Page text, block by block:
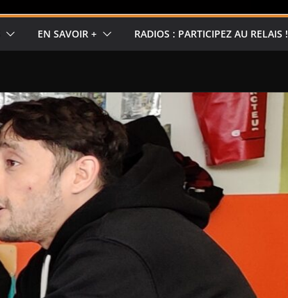
EN SAVOIR + RADIOS : PARTICIPEZ AU RELAIS !